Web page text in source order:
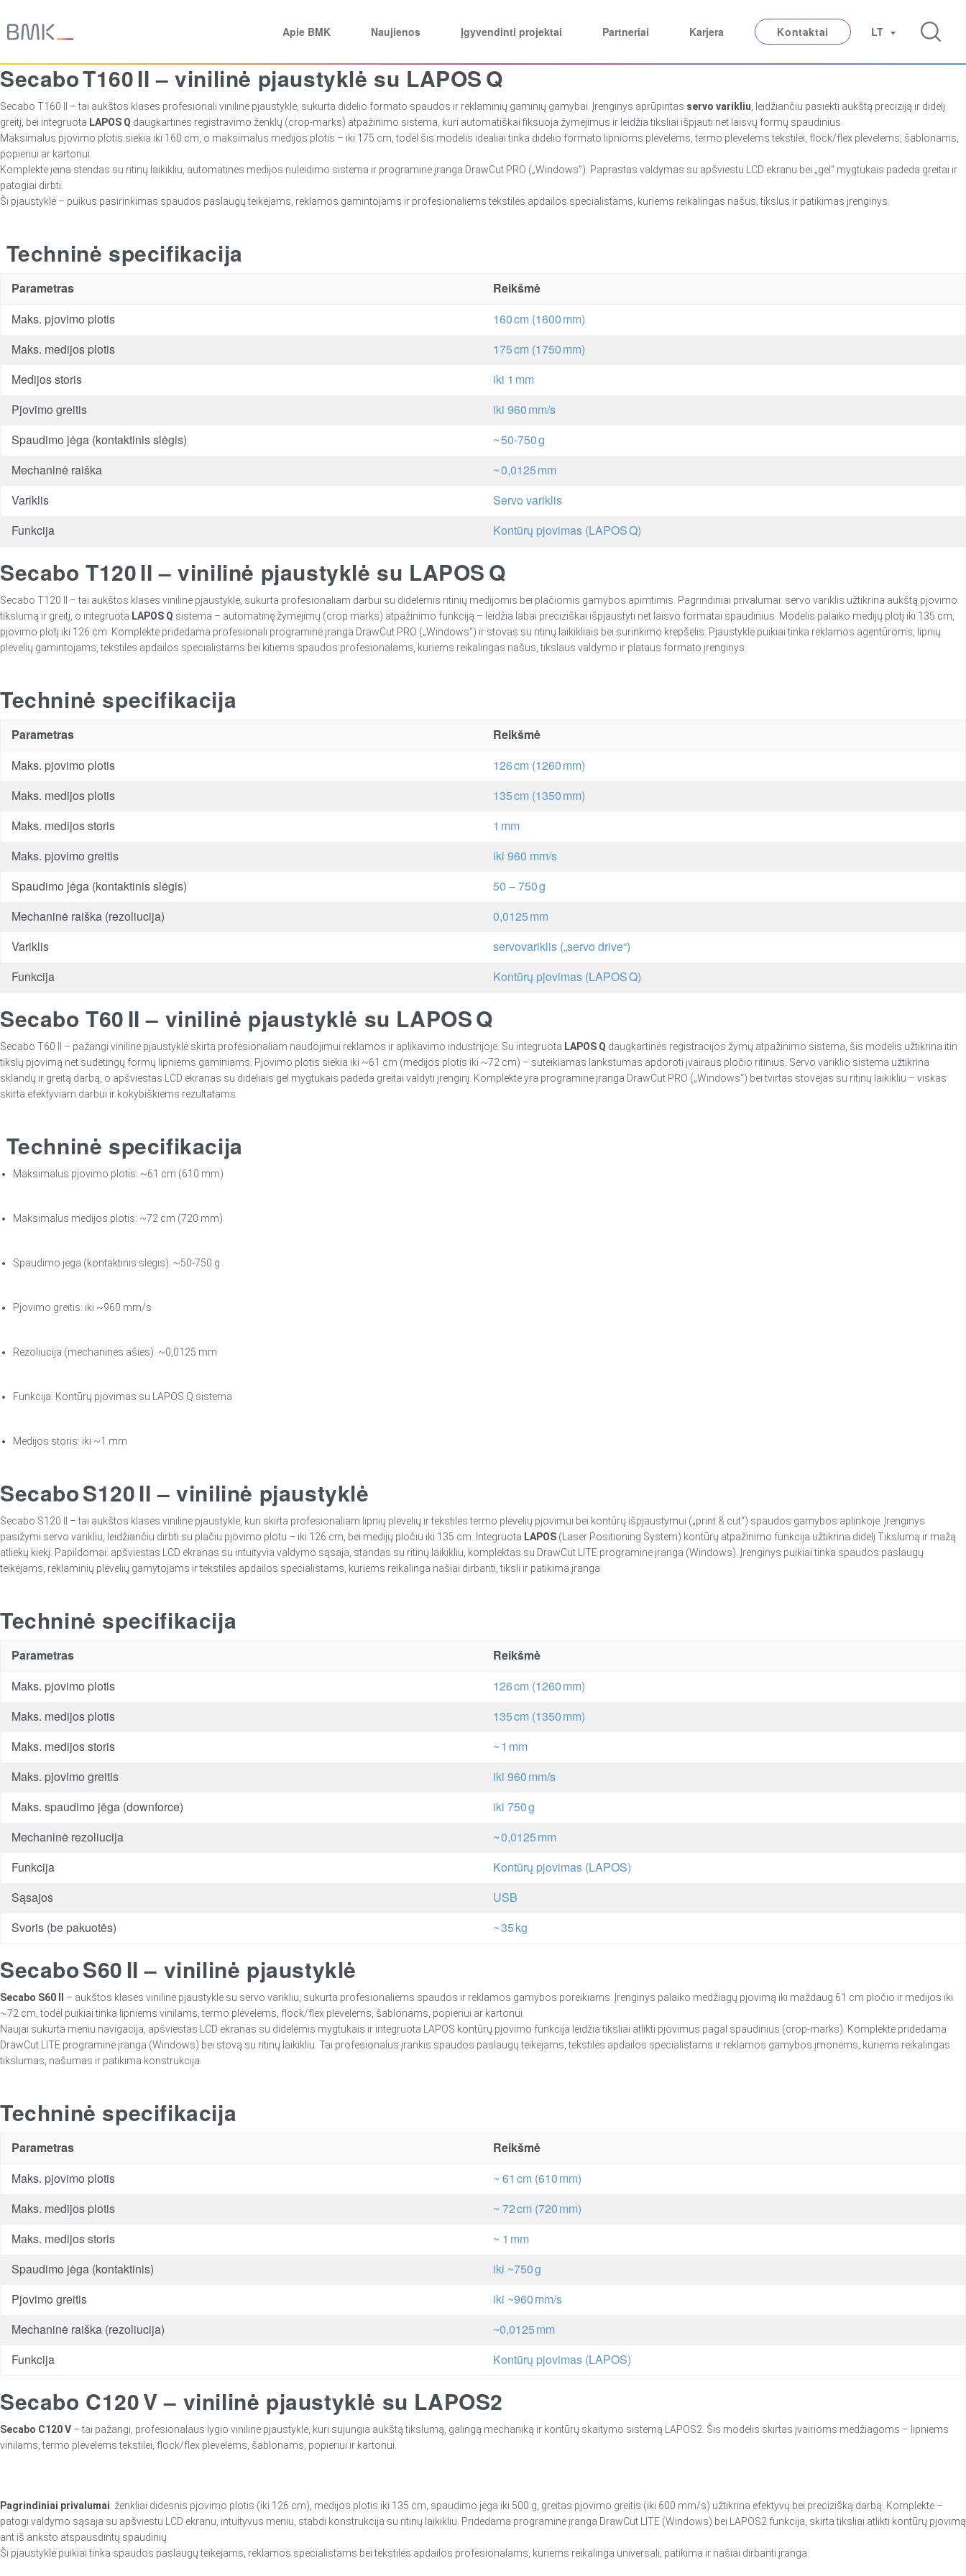
Apie BMK Naujienos Įgyvendinti projektai Partneriai Karjera Kontaktai LT
Secabo T160 II – vinilinė pjaustyklė su LAPOS Q
Secabo T160 II – tai aukštos klasės profesionali vinilinė pjaustyklė, sukurta didelio formato spaudos ir reklaminių gaminių gamybai. Įrenginys aprūpintas servo varikliu , leidžiančiu pasiekti aukštą preciziją ir didelį
greitį, bei integruota LAPOS Q daugkartinės registravimo ženklų (crop‑marks) atpažinimo sistema, kuri automatiškai fiksuoja žymėjimus ir leidžia tiksliai išpjauti net laisvų formų spaudinius.
Maksimalus pjovimo plotis siekia iki 160 cm, o maksimalus medijos plotis – iki 175 cm, todėl šis modelis idealiai tinka didelio formato lipnioms plėvelėms, termo plėvelėms tekstilei, flock/flex plėvelėms, šablonams,
popieriui ar kartonui.
Komplekte įeina stendas su ritinų laikikliu, automatinės medijos nuleidimo sistema ir programinė įranga DrawCut PRO („Windows“). Paprastas valdymas su apšviestu LCD ekranu bei „gel“ mygtukais padeda greitai ir
patogiai dirbti.
Ši pjaustyklė – puikus pasirinkimas spaudos paslaugų teikėjams, reklamos gamintojams ir profesionaliems tekstilės apdailos specialistams, kuriems reikalingas našus, tikslus ir patikimas įrenginys.
Techninė specifikacija
Parametras
Reikšmė
Maks. pjovimo plotis
160 cm (1600 mm)
Maks. medijos plotis
175 cm (1750 mm)
Medijos storis
iki 1 mm
Pjovimo greitis
iki 960 mm/s
Spaudimo jėga (kontaktinis slėgis)
~ 50‑750 g
Mechaninė raiška
~ 0,0125 mm
Variklis
Servo variklis
Funkcija
Kontūrų pjovimas (LAPOS Q)
Secabo T120 II – vinilinė pjaustyklė su LAPOS Q
Secabo T120 II – tai aukštos klasės vinilinė pjaustyklė, sukurta profesionaliam darbui su didelėmis ritinių medijomis bei plačiomis gamybos apimtimis. Pagrindiniai privalumai: servo variklis užtikrina aukštą pjovimo
tikslumą ir greitį, o integruota LAPOS Q sistema – automatinę žymėjimų (crop marks) atpažinimo funkciją – leidžia labai preciziškai išpjaustyti net laisvo formatai spaudinius. Modelis palaiko medijų plotį iki 135 cm,
pjovimo plotį iki 126 cm. Komplekte pridedama profesionali programinė įranga DrawCut PRO („Windows“) ir stovas su ritinų laikikliais bei surinkimo krepšelis. Pjaustyklė puikiai tinka reklamos agentūroms, lipnių
plėvelių gamintojams, tekstilės apdailos specialistams bei kitiems spaudos profesionalams, kuriems reikalingas našus, tikslaus valdymo ir plataus formato įrenginys.
Techninė specifikacija
Parametras
Reikšmė
Maks. pjovimo plotis
126 cm (1260 mm)
Maks. medijos plotis
135 cm (1350 mm)
Maks. medijos storis
1 mm
Maks. pjovimo greitis
iki 960 mm/s
Spaudimo jėga (kontaktinis slėgis)
50 – 750 g
Mechaninė raiška (rezoliucija)
0,0125 mm
Variklis
servovariklis („servo drive“)
Funkcija
Kontūrų pjovimas (LAPOS Q)
Secabo T60 II – vinilinė pjaustyklė su LAPOS Q
Secabo T60 II – pažangi vinilinė pjaustyklė skirta profesionaliam naudojimui reklamos ir aplikavimo industrijoje. Su integruota LAPOS Q daugkartinės registracijos žymų atpažinimo sistema, šis modelis užtikrina itin
tikslų pjovimą net sudėtingų formų lipniems gaminiams. Pjovimo plotis siekia iki ~61 cm (medijos plotis iki ~72 cm) – suteikiamas lankstumas apdoroti įvairaus pločio ritinius. Servo variklio sistema užtikrina
sklandų ir greitą darbą, o apšviestas LCD ekranas su dideliais gel mygtukais padeda greitai valdyti įrenginį. Komplekte yra programinė įranga DrawCut PRO („Windows“) bei tvirtas stovėjas su ritinų laikikliu – viskas
skirta efektyviam darbui ir kokybiškiems rezultatams.
Techninė specifikacija
Maksimalus pjovimo plotis: ~61 cm (610 mm)
Maksimalus medijos plotis: ~72 cm (720 mm)
Spaudimo jėga (kontaktinis slėgis): ~50‑750 g
Pjovimo greitis: iki ~960 mm/s
Rezoliucija (mechaninės ašies): ~0,0125 mm
Funkcija: Kontūrų pjovimas su LAPOS Q sistema
Medijos storis: iki ~1 mm
Secabo S120 II – vinilinė pjaustyklė
Secabo S120 II – tai aukštos klasės vinilinė pjaustyklė, kuri skirta profesionaliam lipnių plėvelių ir tekstilės termo plėvelių pjovimui bei kontūrų išpjaustymui („print & cut“) spaudos gamybos aplinkoje. Įrenginys
pasižymi servo varikliu, leidžiančiu dirbti su plačiu pjovimo plotu – iki 126 cm, bei medijų pločiu iki 135 cm. Integruota LAPOS (Laser Positioning System) kontūrų atpažinimo funkcija užtikrina didelį Tikslumą ir mažą
atliekų kiekį. Papildomai: apšviestas LCD ekranas su intuityvia valdymo sąsaja, standas su ritinų laikikliu, komplektas su DrawCut LITE programine įranga (Windows). Įrenginys puikiai tinka spaudos paslaugų
teikėjams, reklaminių plėvelių gamytojams ir tekstilės apdailos specialistams, kuriems reikalinga našiai dirbanti, tiksli ir patikima įranga.
Techninė specifikacija
Parametras
Reikšmė
Maks. pjovimo plotis
126 cm (1260 mm)
Maks. medijos plotis
135 cm (1350 mm)
Maks. medijos storis
~ 1 mm
Maks. pjovimo greitis
iki 960 mm/s
Maks. spaudimo jėga (downforce)
iki 750 g
Mechaninė rezoliucija
~ 0,0125 mm
Funkcija
Kontūrų pjovimas (LAPOS)
Sąsajos
USB
Svoris (be pakuotės)
~ 35 kg
Secabo S60 II – vinilinė pjaustyklė
Secabo S60 II
– aukštos klasės vinilinė pjaustyklė su servo varikliu, sukurta profesionaliems spaudos ir reklamos gamybos poreikiams. Įrenginys palaiko medžiagų pjovimą iki maždaug 61 cm pločio ir medijos iki
~72 cm, todėl puikiai tinka lipniems vinilams, termo plėvelėms, flock/flex plėvelėms, šablonams, popieriui ar kartonui.
Naujai sukurta meniu navigacija, apšviestas LCD ekranas su didelėmis mygtukais ir integruota LAPOS kontūrų pjovimo funkcija leidžia tiksliai atlikti pjovimus pagal spaudinius (crop‑marks). Komplekte pridedama
DrawCut LITE programinė įranga (Windows) bei stovą su ritinų laikikliu. Tai profesionalus įrankis spaudos paslaugų teikėjams, tekstilės apdailos specialistams ir reklamos gamybos įmonėms, kuriems reikalingas
tikslumas, našumas ir patikima konstrukcija.
Techninė specifikacija
Parametras
Reikšmė
Maks. pjovimo plotis
~ 61 cm (610 mm)
Maks. medijos plotis
~ 72 cm (720 mm)
Maks. medijos storis
~ 1 mm
Spaudimo jėga (kontaktinis)
iki ~750 g
Pjovimo greitis
iki ~960 mm/s
Mechaninė raiška (rezoliucija)
~0,0125 mm
Funkcija
Kontūrų pjovimas (LAPOS)
Secabo C120 V – vinilinė pjaustyklė su LAPOS2
Secabo C120 V – tai pažangi, profesionalaus lygio vinilinė pjaustyklė, kuri sujungia aukštą tikslumą, galingą mechaniką ir kontūrų skaitymo sistemą LAPOS2. Šis modelis skirtas įvairioms medžiagoms – lipniems
vinilams, termo plėvelėms tekstilei, flock/flex plėvelėms, šablonams, popieriui ir kartonui.
Pagrindiniai privalumai: ženkliai didesnis pjovimo plotis (iki 126 cm), medijos plotis iki 135 cm, spaudimo jėga iki 500 g, greitas pjovimo greitis (iki 600 mm/s) užtikrina efektyvų bei precizišką darbą. Komplekte –
patogi valdymo sąsaja su apšviestu LCD ekranu, intuityvus meniu, stabdi konstrukcija su ritinų laikikliu. Pridedama programinė įranga DrawCut LITE (Windows) bei LAPOS2 funkcija, skirta tiksliai atlikti kontūrų pjovimą
ant iš anksto atspausdintų spaudinių.
Ši pjaustyklė puikiai tinka spaudos paslaugų teikėjams, reklamos specialistams bei tekstilės apdailos profesionalams, kuriems reikalinga universali, patikima ir našiai dirbanti įranga.